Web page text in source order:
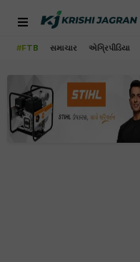
#FTB સમાચાર એગ્રિપીડિયા